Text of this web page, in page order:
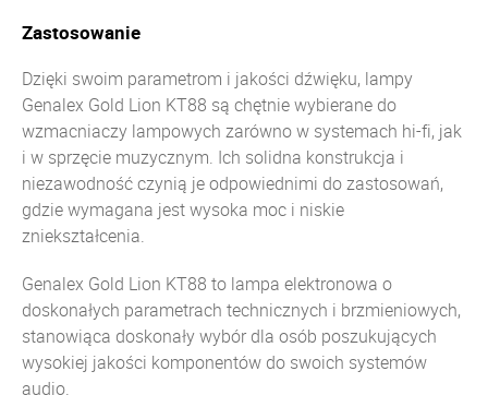
Zastosowanie
Dzięki swoim parametrom i jakości dźwięku, lampy
Genalex Gold Lion KT88 są chętnie wybierane do
wzmacniaczy lampowych zarówno w systemach hi-fi, jak
i w sprzęcie muzycznym. Ich solidna konstrukcja i
niezawodność czynią je odpowiednimi do zastosowań,
gdzie wymagana jest wysoka moc i niskie
zniekształcenia.
Genalex Gold Lion KT88 to lampa elektronowa o
doskonałych parametrach technicznych i brzmieniowych,
stanowiąca doskonały wybór dla osób poszukujących
wysokiej jakości komponentów do swoich systemów
audio.